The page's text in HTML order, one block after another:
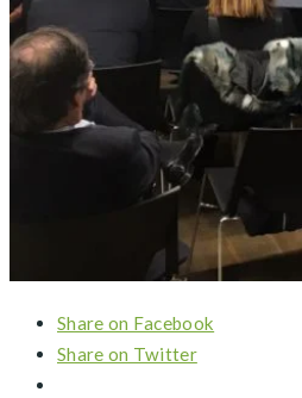
Share on Facebook
Share on Twitter